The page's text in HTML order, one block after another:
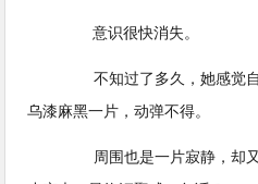
意识很快消失。
不知过了多久，她感觉自
乌漆麻黑一片，动弹不得。
周围也是一片寂静，却又